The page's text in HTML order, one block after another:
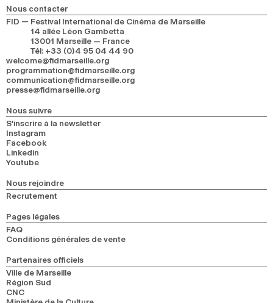
Nous contacter
FID — Festival International de Cinéma de Marseille
14 allée Léon Gambetta
13001 Marseille — France
Tél: +33 (0)4 95 04 44 90
welcome@fidmarseille.org
programmation@fidmarseille.org
communication@fidmarseille.org
presse@fidmarseille.org
Nous suivre
S’inscrire à la newsletter
Instagram
Facebook
Linkedin
Youtube
Nous rejoindre
Recrutement
Pages légales
FAQ
Conditions générales de vente
Partenaires officiels
Ville de Marseille
Région Sud
CNC